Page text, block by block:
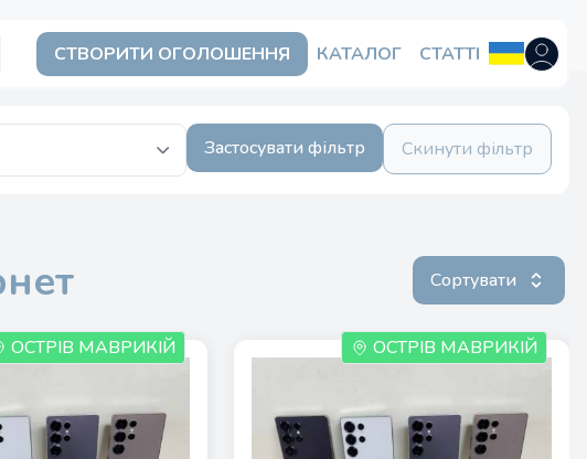
СТВОРИТИ ОГОЛОШЕННЯ КАТАЛОГ СТАТТІ
Застосувати фільтр Скинути фільтр
Сортувати
ОСТРІВ МАВРИКІЙ ОСТРІВ МАВРИКІЙ